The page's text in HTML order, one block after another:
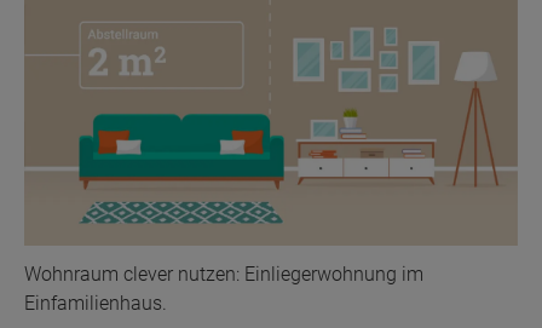
Wohnraum clever nutzen: Einliegerwohnung im
Einfamilienhaus.